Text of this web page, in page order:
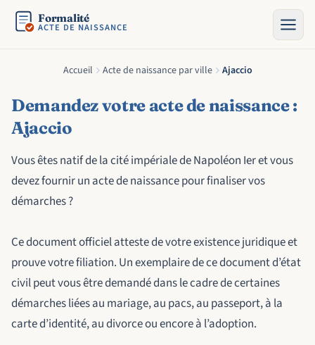
Formalité
ACTE DE NAISSANCE
Accueil Acte de naissance par ville Ajaccio
Demandez votre acte de naissance :
Ajaccio
Vous êtes natif de la cité impériale de Napoléon Ier et vous
devez fournir un acte de naissance pour finaliser vos
démarches ?
Ce document officiel atteste de votre existence juridique et
prouve votre filiation. Un exemplaire de ce document d’état
civil peut vous être demandé dans le cadre de certaines
démarches liées au mariage, au pacs, au passeport, à la
carte d’identité, au divorce ou encore à l’adoption.